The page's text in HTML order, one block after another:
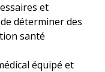
et
déterminer des
santé
équipé et